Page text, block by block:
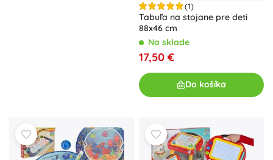
(1)
Tabuľa na stojane pre deti
88x46 cm
Na sklade
17,50 €
Do košíka